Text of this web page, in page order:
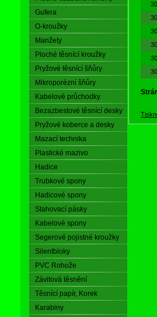
Gufera
O-kroužky
Manžety
Ploché těsnící kroužky
Pryžové těsnící šňůry
Mikroporézní šňůry
Kabelové průchodky
Bezazbestové těsnící desky
Pryžové koberce a desky
Mazací technika
Plastické mazivo
Hadice
Trubkové spony
Hadicové spony
Stahovací pásky
Kabelové spony
Segerové pojistné kroužky
Silentbloky
PVC Rohože
Závitová těsnění
Těsnící papír, Korek
Karabiny